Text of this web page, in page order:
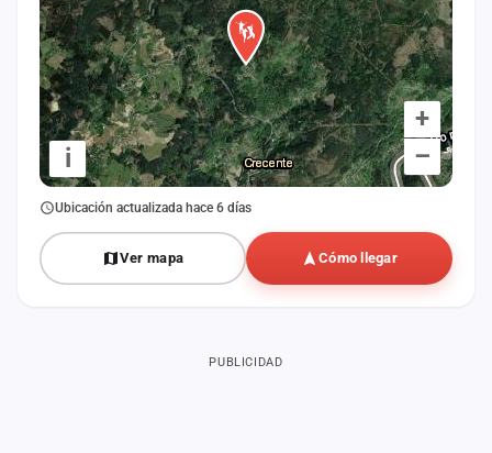
+
–
i
Ubicación actualizada hace 6 días
Ver mapa Cómo llegar
PUBLICIDAD